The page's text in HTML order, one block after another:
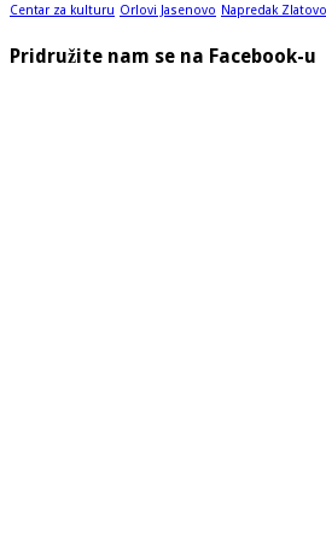
Centar za kulturu Orlovi Jasenovo Napredak Zlatovo
Pridružite nam se na Facebook-u